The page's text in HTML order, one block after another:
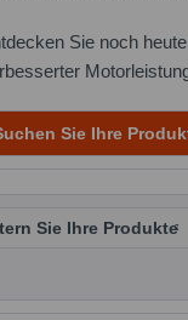
Sie noch
Sie Ihre
Sie Ihre Produkte